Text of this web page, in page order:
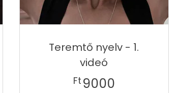
Teremtő nyelv - 1.
videó
Ft 9000